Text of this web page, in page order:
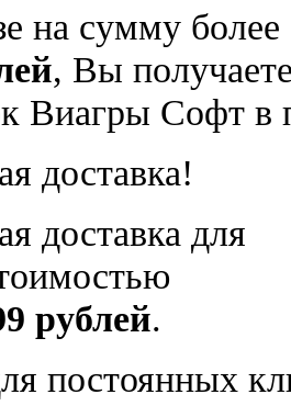
на сумму более
, Вы
Виагры Софт в
доставка!
доставка для
рублей.
постоянных